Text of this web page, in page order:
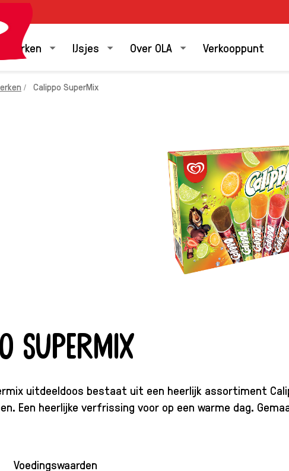
merken IJsjes Over OLA Verkooppunt
Calippo SuperMix
SuperMix
uitdeeldoos bestaat uit een heerlijk assortiment
Een heerlijke verfrissing voor op een warme dag.
Voedingswaarden